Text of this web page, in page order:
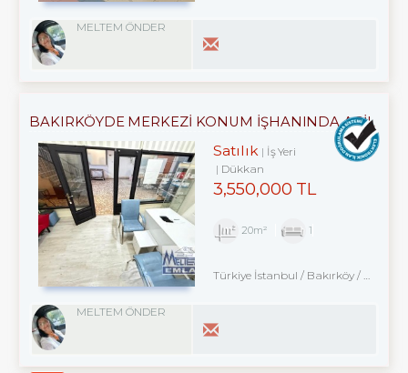
MELTEM ÖNDER
BAKIRKÖYDE MERKEZİ KONUM İŞHANINDA ACİL
SATILIK DÜKKAN
Satılık
İş Yeri
Dükkan
3,550,000 TL
20m² 1
Türkiye İstanbul / Bakırköy/ Kartaltepe
MELTEM ÖNDER